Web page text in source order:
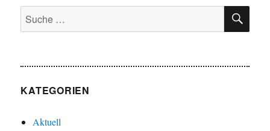
Suche
nach:
KATEGORIEN
Aktuell